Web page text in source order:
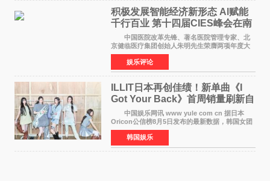
积极发展智能经济新形态 Al赋能
千行百业 第十四届CIES峰会在南
京盛大召开
中国医院改革先锋、著名医院管理专家、北
京健临医疗集团创始人朱明先生荣膺两项年度大
奖 2026年7月31日，盛夏金陵，长江之畔，
以重落地·真务实·强链接为主题的2026&lsquo;人
工智能+&rsquo
娱乐评论
ILLIT日本再创佳绩！新单曲《I
Got Your Back》首周销量刷新自
身纪录
中国娱乐网讯 www yule com cn 据日本
Oricon公信榜8月5日发布的最新数据，韩国女团
ILLIT在日本发行的第二张单曲《I Got Your
Back》首周销量达到71,009张，成功跻身最新一
期周单曲排行
韩国娱乐